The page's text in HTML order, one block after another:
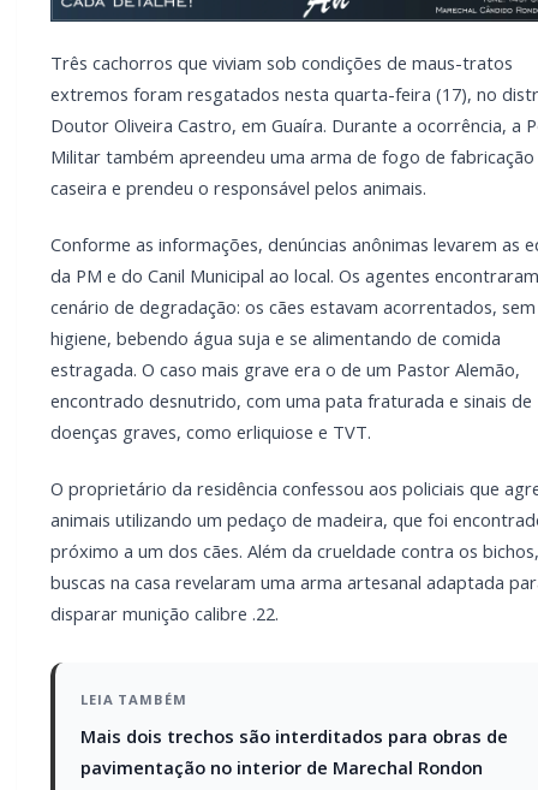
Três cachorros que viviam sob condições de maus-tratos
extremos foram resgatados nesta quarta-feira (17), no
Doutor Oliveira Castro, em Guaíra. Durante a ocorrência, a
Militar também apreendeu uma arma de fogo de fabricação
caseira e prendeu o responsável pelos animais.
Conforme as informações, denúncias anônimas levarem as
da PM e do Canil Municipal ao local. Os agentes
cenário de degradação: os cães estavam acorrentados, sem
higiene, bebendo água suja e se alimentando de comida
estragada. O caso mais grave era o de um Pastor Alemão,
encontrado desnutrido, com uma pata fraturada e sinais de
doenças graves, como erliquiose e TVT.
O proprietário da residência confessou aos policiais que
animais utilizando um pedaço de madeira, que foi
próximo a um dos cães. Além da crueldade contra os
buscas na casa revelaram uma arma artesanal adaptada
disparar munição calibre .22.
LEIA TAMBÉM
Mais dois trechos são interditados para obras de
pavimentação no interior de Marechal Rondon